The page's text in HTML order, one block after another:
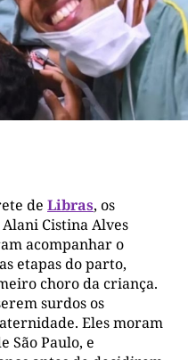
de Libras, os
Cistina Alves
acompanhar o
etapas do parto,
choro da criança.
surdos os
Eles moram
São Paulo, e